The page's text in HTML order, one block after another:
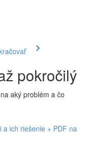
pokročilý
aký problém a čo
a ich riešenie + PDF na